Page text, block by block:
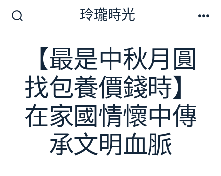
玲瓏時光
【最是中秋月圓
找包養價錢時】
在家國情懷中傳
承文明血脈